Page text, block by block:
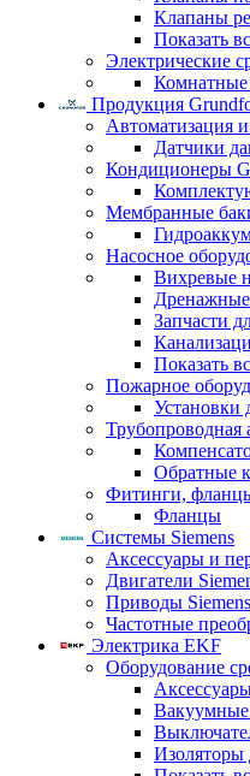
Клапаны
Показать
Электрические
Комнатные
Продукция
Автоматизация
Датчики
Кондиционеры
Мембранные
Насосное
Вихревые
Запчасти
Показать
Пожарное
Установки
Трубопроводная
Обратные
Фитинги,
Фланцы
Системы Siemens
Аксессуары и
Двигатели
Приводы Siemens
Частотные
Электрика EKF
Оборудование
Изоляторы